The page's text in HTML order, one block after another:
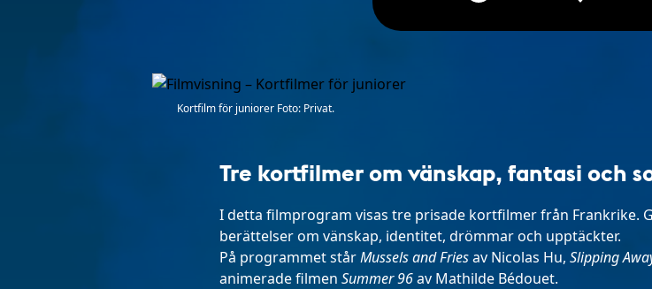
Kortfilm för juniorer Foto: Privat.
Tre kortfilmer om vänskap, fantasi och
I detta filmprogram visas tre prisade kortfilmer från Frankrike.
berättelser om vänskap, identitet, drömmar och upptäckter.
På programmet stårMussels and Friesav Nicolas Hu, Slipping
animerade filmen Summer 96av Mathilde Bédouet.